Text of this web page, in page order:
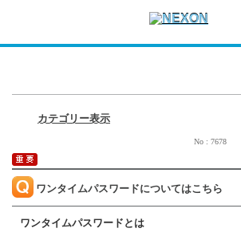
カテゴリー表示
No : 7678
ワンタイムパスワードについてはこちら
ワンタイムパスワードとは